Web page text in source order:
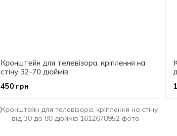
Кронштейн для телевізора, кріплення на
стіну 32-70 дюймів
450 грн